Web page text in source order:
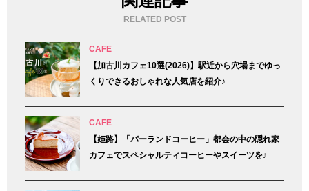
RELATED POST
CAFE
【加古川カフェ10選(2026)】駅近から穴場までゆっ
くりできるおしゃれな人気店を紹介♪
CAFE
【姫路】「パーランドコーヒー」都会の中の隠れ家
カフェでスペシャルティコーヒーやスイーツを♪